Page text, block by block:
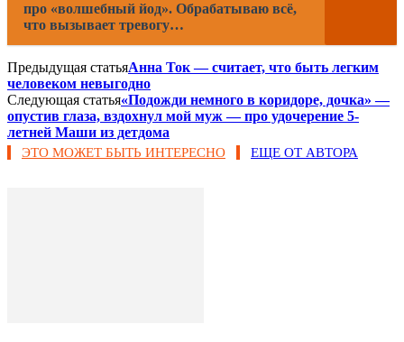
про «волшебный йод». Обрабатываю всё,
что вызывает тревогу…
Предыдущая статьяАнна Ток — считает, что быть легким
человеком невыгодно
Следующая статья«Подожди немного в коридоре, дочка» —
опустив глаза, вздохнул мой муж — про удочерение 5-
летней Маши из детдома
ЭТО МОЖЕТ БЫТЬ ИНТЕРЕСНО ЕЩЕ ОТ АВТОРА